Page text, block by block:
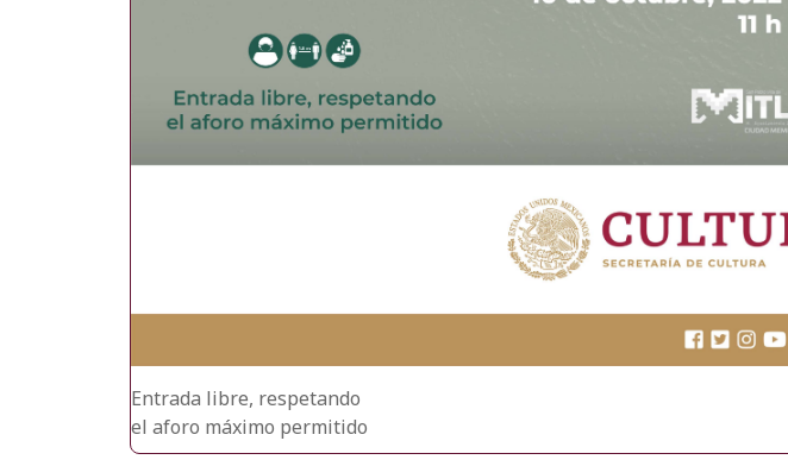
Entrada libre, respetando
el aforo máximo permitido